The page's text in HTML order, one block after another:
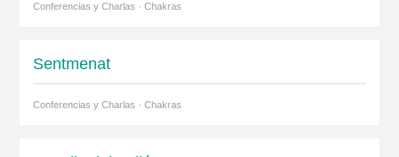
Conferencias y Charlas · Chakras
Sentmenat
Conferencias y Charlas · Chakras